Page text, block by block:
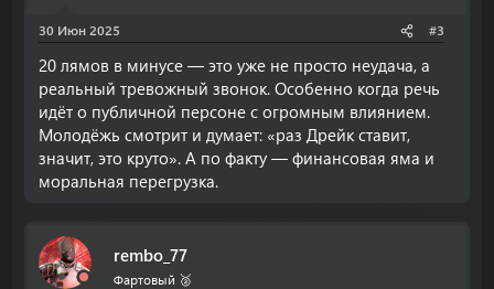
30 Июн 2025 #3
20 лямов в минусе — это уже не просто неудача, а
реальный тревожный звонок. Особенно когда речь
идёт о публичной персоне с огромным влиянием.
Молодёжь смотрит и думает: «раз Дрейк ставит,
значит, это круто». А по факту — финансовая яма и
моральная перегрузка.
rembo_77
Фартовый 🥈